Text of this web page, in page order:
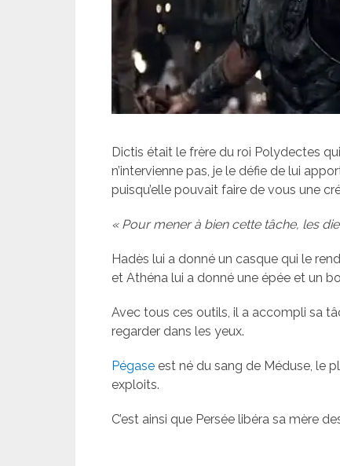
Dictis était le frère du roi Polydectes
n’intervienne pas, je le défie de lui
puisqu’elle pouvait faire de vous une
« Pour mener à bien cette tâche, les
Hadès lui a donné un casque qui le
et Athéna lui a donné une épée et un
Avec tous ces outils, il a accompli sa
regarder dans les yeux.
Pégase est né du sang de Méduse, le
exploits.
C’est ainsi que Persée libéra sa mère